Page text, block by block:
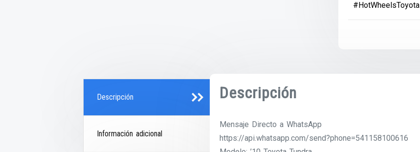
#HotWheelsToyota
Descripción
Información adicional
Descripción
Mensaje Directo a WhatsApp
https://api.whatsapp.com/send?phone=541158100616